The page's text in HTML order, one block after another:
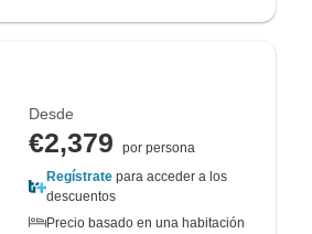
Desde
€2,379
por persona
Regístrate para acceder a los
descuentos
Precio basado en una habitación